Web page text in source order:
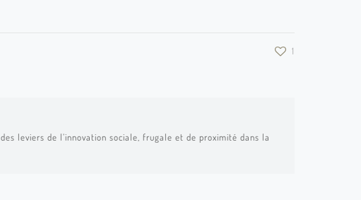
1
leviers de l’innovation sociale, frugale et de proximité dans la